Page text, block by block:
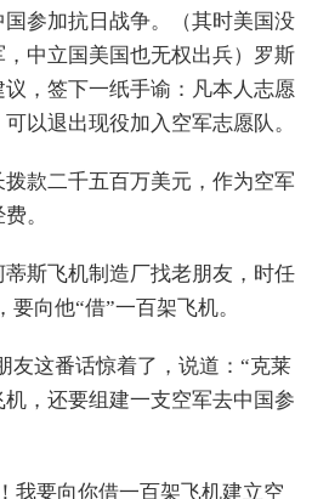
参加抗日战争。（其时美国没
中立国美国也无权出兵）罗斯
，签下一纸手谕：凡本人志愿
以退出现役加入空军志愿队。
款二千五百万美元，作为空军
。
斯飞机制造厂找老朋友，时任
向他“借”一百架飞机。
友这番话惊着了，说道：“克莱
，还要组建一支空军去中国参
我要向你借一百架飞机建立空